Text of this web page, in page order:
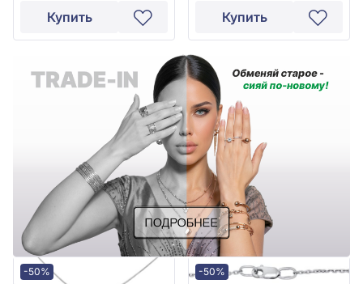
Купить Купить
-50% -50%